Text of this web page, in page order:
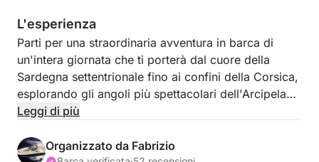
L'esperienza
Parti per una straordinaria avventura in barca di
un'intera giornata che ti porterà dal cuore della
Sardegna settentrionale fino ai confini della Corsica,
esplorando gli angoli più spettacolari dell'Arcipelago
di La Maddalena lungo il percorso. Con acque
costiere e persino un'esperienza transfrontaliera,
Leggi di più
Organizzato da Fabrizio